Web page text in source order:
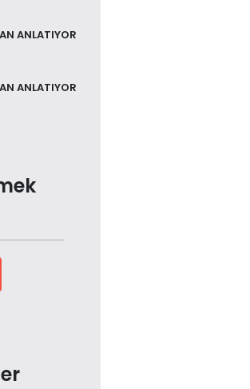
ANLATIYOR
ANLATIYOR